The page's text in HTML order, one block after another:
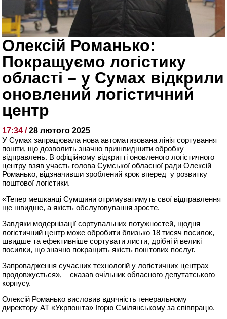
Олексій Романько:
Покращуємо логістику
області – у Сумах відкрили
оновлений логістичний
центр
17:34 /28 лютого 2025
У Сумах запрацювала нова автоматизована лінія сортування
пошти, що дозволить значно пришвидшити обробку
відправлень. В офіційному відкритті оновленого логістичного
центру взяв участь голова Сумської обласної ради Олексій
Романько, відзначивши зроблений крок вперед у розвитку
поштової логістики.
«Тепер мешканці Сумщини отримуватимуть свої відправлення
ще швидше, а якість обслуговування зросте.
Завдяки модернізації сортувальних потужностей, щодня
логістичний центр може обробити близько 18 тисяч посилок,
швидше та ефективніше сортувати листи, дрібні й великі
посилки, що значно покращить якість поштових послуг.
Запровадження сучасних технологій у логістичних центрах
продовжується», – сказав очільник обласного депутатського
корпусу.
Олексій Романько висловив вдячність генеральному
директору АТ «Укрпошта» Ігорю Смілянському за співпрацю.